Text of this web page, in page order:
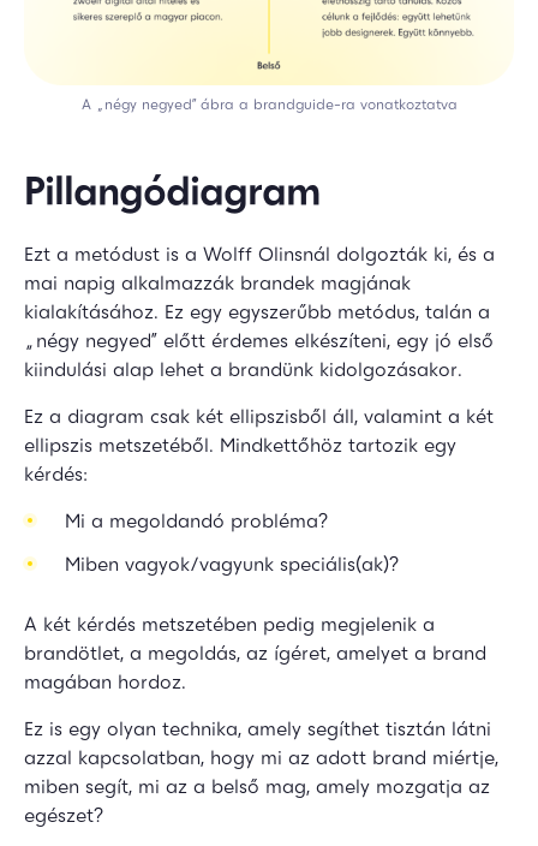
A „négy negyed” ábra a brandguide-ra vonatkoztatva
Pillangódiagram
Ezt a metódust is a Wolff Olinsnál dolgozták ki, és a
mai napig alkalmazzák brandek magjának
kialakításához. Ez egy egyszerűbb metódus, talán a
„négy negyed” előtt érdemes elkészíteni, egy jó első
kiindulási alap lehet a brandünk kidolgozásakor.
Ez a diagram csak két ellipszisből áll, valamint a két
ellipszis metszetéből. Mindkettőhöz tartozik egy
kérdés:
Mi a megoldandó probléma?
Miben vagyok/vagyunk speciális(ak)?
A két kérdés metszetében pedig megjelenik a
brandötlet, a megoldás, az ígéret, amelyet a brand
magában hordoz.
Ez is egy olyan technika, amely segíthet tisztán látni
azzal kapcsolatban, hogy mi az adott brand miértje,
miben segít, mi az a belső mag, amely mozgatja az
egészet?